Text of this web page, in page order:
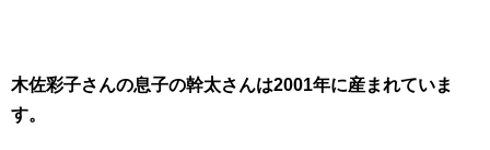
木佐彩子さんの息子の幹太さんは2001年に産まれていま
す。